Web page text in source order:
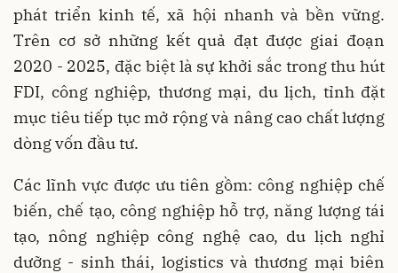
phát triển kinh tế, xã hội nhanh và bền vững.
Trên cơ sở những kết quả đạt được giai đoạn
2020 - 2025, đặc biệt là sự khởi sắc trong thu hút
FDI, công nghiệp, thương mại, du lịch, tỉnh đặt
mục tiêu tiếp tục mở rộng và nâng cao chất lượng
dòng vốn đầu tư.
Các lĩnh vực được ưu tiên gồm: công nghiệp chế
biến, chế tạo, công nghiệp hỗ trợ, năng lượng tái
tạo, nông nghiệp công nghệ cao, du lịch nghỉ
dưỡng - sinh thái, logistics và thương mại biên